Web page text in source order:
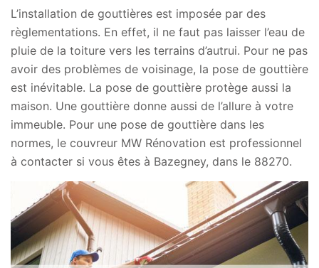
L’installation de gouttières est imposée par des
règlementations. En effet, il ne faut pas laisser l’eau de
pluie de la toiture vers les terrains d’autrui. Pour ne pas
avoir des problèmes de voisinage, la pose de gouttière
est inévitable. La pose de gouttière protège aussi la
maison. Une gouttière donne aussi de l’allure à votre
immeuble. Pour une pose de gouttière dans les
normes, le couvreur MW Rénovation est professionnel
à contacter si vous êtes à Bazegney, dans le 88270.